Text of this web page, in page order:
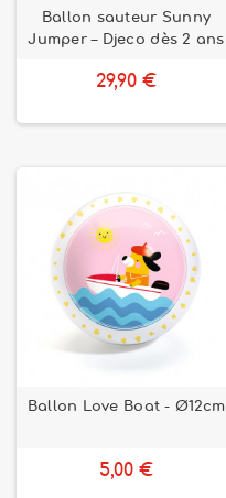
Ballon sauteur Sunny
Jumper – Djeco dès 2 ans
29,90 €
Ballon Love Boat - Ø12cm
5,00 €